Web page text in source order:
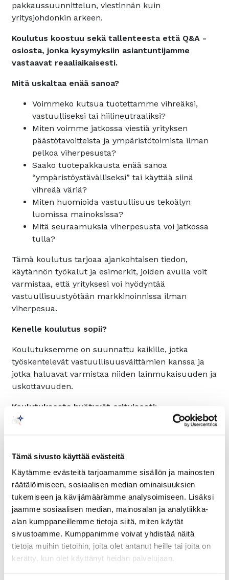
Tämä sivusto käyttää evästeitä
Käytämme evästeitä tarjoamamme sisällön ja mainosten
räätälöimiseen, sosiaalisen median ominaisuuksien
tukemiseen ja kävijämäärämme analysoimiseen. Lisäksi
jaamme sosiaalisen median, mainosalan ja analytiikka-
alan kumppaneillemme tietoja siitä, miten käytät
sivustoamme. Kumppanimme voivat yhdistää näitä
tietoja muihin tietoihin, joita olet antanut heille tai joita on
kerätty, kun olet käyttänyt heidän palvelujaan.
pakkaussuunnittelun, viestinnän kuin
yritysjohdonkin arkeen.
Koulutus koostuu sekä tallenteesta että Q&A -
osiosta, jonka kysymyksiin asiantuntijamme
vastaavat reaaliaikaisesti.
Mitä uskaltaa enää sanoa?
Voimmeko kutsua tuotettamme vihreäksi,
vastuulliseksi tai hiilineutraaliksi?
Miten voimme jatkossa viestiä yrityksen
päästötavoitteista ja ympäristötoimista ilman
pelkoa viherpesusta?
Saako tuotepakkausta enää sanoa
“ympäristöystävälliseksi” tai käyttää siinä
vihreää väriä?
Miten huomioida vastuullisuus tekoälyn
luomissa mainoksissa?
Mitä seuraamuksia viherpesusta voi jatkossa
tulla?
Tämä koulutus tarjoaa ajankohtaisen tiedon,
käytännön työkalut ja esimerkit, joiden avulla voit
varmistaa, että yrityksesi voi hyödyntää
vastuullisuustyötään markkinoinnissa ilman
viherpesua.
Kenelle koulutus sopii?
Koulutuksemme on suunnattu kaikille, jotka
työskentelevät vastuullisuusväittämien kanssa ja
jotka haluavat varmistaa niiden lainmukaisuuden ja
uskottavuuden.
Koulutuksesta hyötyvät erityisesti:
Markkinoinnin, viestinnän, vaikuttajatyön ja
Myynnin, median ja konsultoinnin parissa
Tuotekehityksen, -pakkausten ja -selosteiden
suunnittelijat
Pk-yritysten toimitusjohtajat ja muu johto
Koulutuksen sisältö
Mitä viherväittämät tarkoittavat?
Miksi viherpesu on aiheena kriittinen juuri nyt